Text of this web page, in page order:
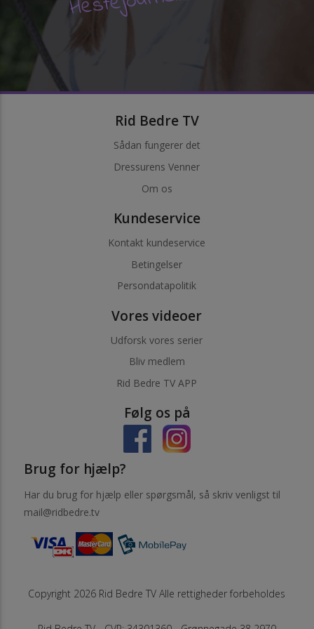
Rid Bedre TV
Sådan fungerer det
Dressurens Venner
Om os
Kundeservice
Kontakt kundeservice
Betingelser
Persondatapolitik
Vores videoer
Udforsk vores serier
Bliv medlem
Rid Bedre TV APP
Følg os på
Brug for hjælp?
Har du brug for hjælp eller spørgsmål, så skriv venligst til
mail@ridbedre.tv
Copyright 2026 Rid Bedre TV Alle rettigheder forbeholdes